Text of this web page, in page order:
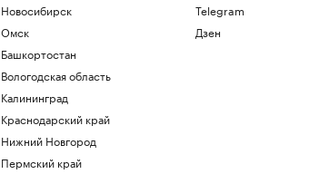
Новосибирск
Омск
Башкортостан
Вологодская область
Калининград
Краснодарский край
Нижний Новгород
Пермский край
Telegram
Дзен